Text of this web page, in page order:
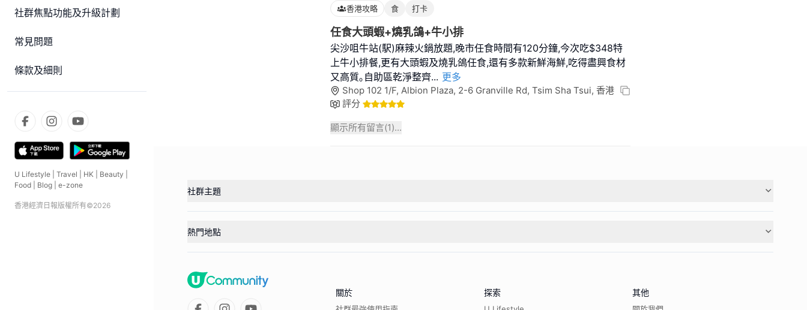
社群焦點功能及升級計劃
常見問題
條款及細則
U Lifestyle Travel HK Beauty
Food
Blog e-zone
香港經濟日報版權所有©2026
香港攻略 食 打卡
任食大頭蝦+燒乳鴿+牛小排
尖沙咀牛站(駅)麻辣火鍋放題,晚市任食時間有120分鐘,今次吃$348特
上牛小排餐,更有大頭蝦及燒乳鴿任食,還有多款新鮮海鮮,吃得盡興食材
又高質｡自助區乾淨整齊... 更多
Shop 102 1/F, Albion Plaza, 2-6 Granville Rd, Tsim Sha Tsui, 香港
評分
顯示所有留言(1)...
社群主題
熱門地點
關於 探索 其他